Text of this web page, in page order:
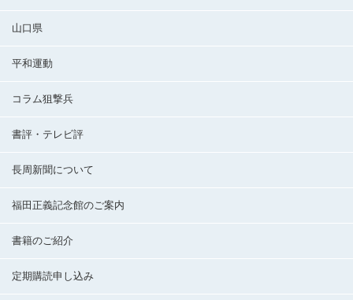
山口県
平和運動
コラム狙撃兵
書評・テレビ評
長周新聞について
福田正義記念館のご案内
書籍のご紹介
定期購読申し込み